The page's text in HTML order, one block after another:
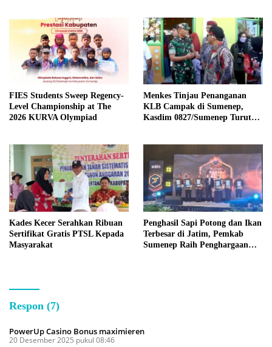
FIES Students Sweep Regency-
Level Championship at The
2026 KURVA Olympiad
Menkes Tinjau Penanganan
KLB Campak di Sumenep,
Kasdim 0827/Sumenep Turut
Kades Kecer Serahkan Ribuan
Sertifikat Gratis PTSL Kepada
Masyarakat
Penghasil Sapi Potong dan Ikan
Terbesar di Jatim, Pemkab
Sumenep Raih Penghargaan
Respon (7)
PowerUp Casino Bonus maximieren
20 Desember 2025 pukul 08:46